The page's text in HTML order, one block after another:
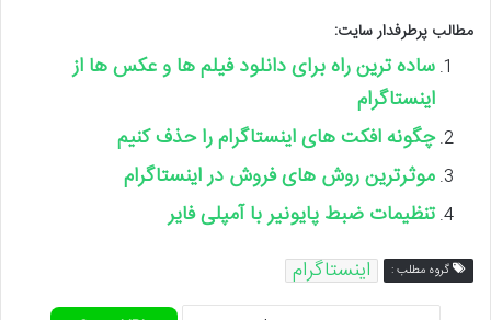
مطالب پرطرفدار سایت:
ساده ترین راه برای دانلود فیلم ها و عکس ها از
اینستاگرام
چگونه افکت های اینستاگرام را حذف کنیم
موثرترین روش های فروش در اینستاگرام
تنظیمات ضبط پایونیر با آمپلی فایر
گروه مطلب : اینستاگرام